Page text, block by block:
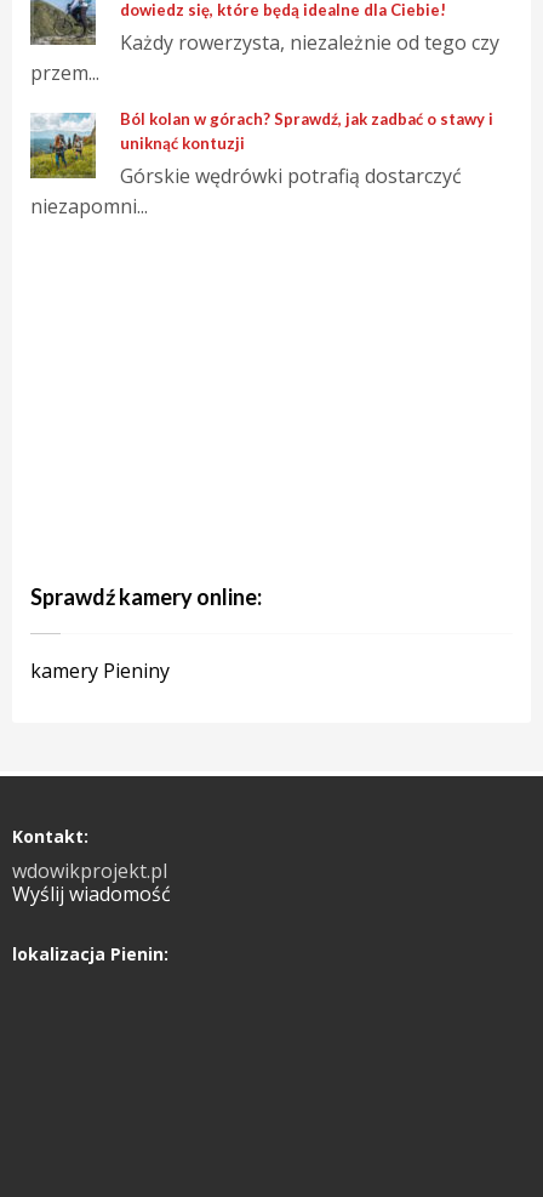
dowiedz się, które będą idealne dla Ciebie!
Każdy rowerzysta, niezależnie od tego czy
przem...
Ból kolan w górach? Sprawdź, jak zadbać o stawy i
uniknąć kontuzji
Górskie wędrówki potrafią dostarczyć
niezapomni...
Sprawdź kamery online:
kamery Pieniny
Kontakt:
wdowikprojekt.pl
Wyślij wiadomość
lokalizacja Pienin: